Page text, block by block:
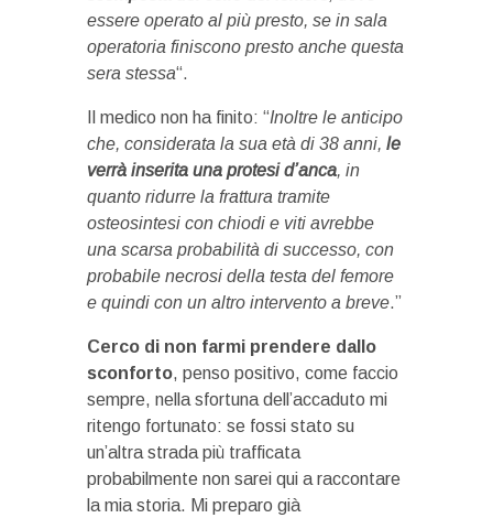
essere operato al più presto, se in sala
operatoria finiscono presto anche questa
sera stessa“.
Il medico non ha finito: “Inoltre le anticipo
che, considerata la sua età di 38 anni, le
verrà inserita una protesi d’anca, in
quanto ridurre la frattura tramite
osteosintesi con chiodi e viti avrebbe
una scarsa probabilità di successo, con
probabile necrosi della testa del femore
e quindi con un altro intervento a breve.”
Cerco di non farmi prendere dallo
sconforto, penso positivo, come faccio
sempre, nella sfortuna dell’accaduto mi
ritengo fortunato: se fossi stato su
un’altra strada più trafficata
probabilmente non sarei qui a raccontare
la mia storia. Mi preparo già